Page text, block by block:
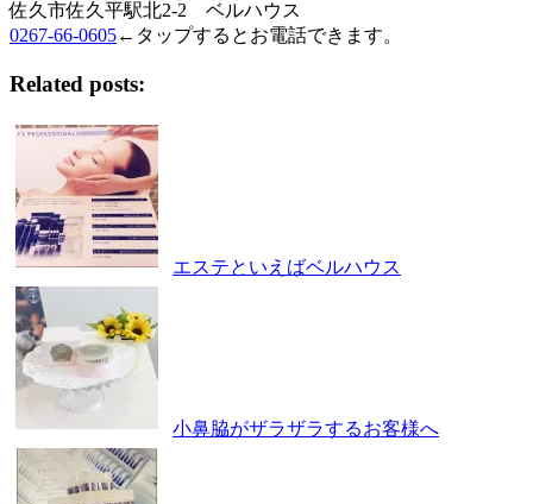
佐久市佐久平駅北2-2 ベルハウス
0267-66-0605←タップするとお電話できます。
Related posts:
エステといえばベルハウス
小鼻脇がザラザラするお客様へ